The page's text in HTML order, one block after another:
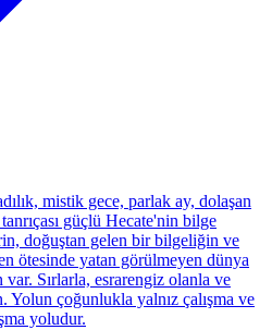
mistik gece, parlak ay, dolaşan
güçlü Hecate'nin bilge
doğuştan gelen bir bilgeliğin ve
ötesinde yatan görülmeyen dünya
Sırlarla, esrarengiz olanla ve
Yolun çoğunlukla yalnız çalışma ve
yoludur.